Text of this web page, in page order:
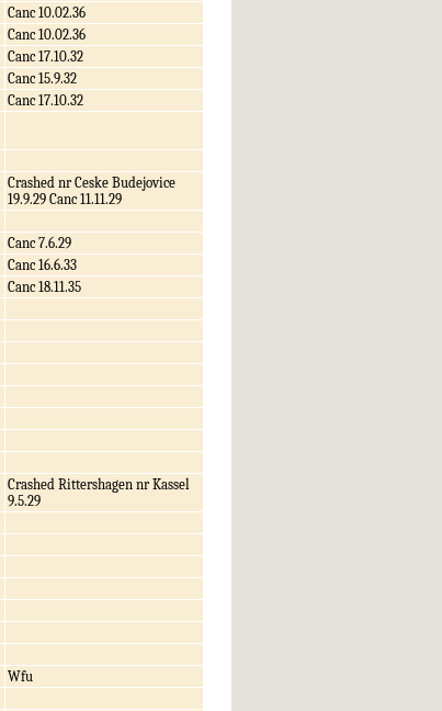
Canc 10.02.36
Canc 10.02.36
Canc 17.10.32
Canc 15.9.32
Canc 17.10.32
Crashed nr Ceske Budejovice
19.9.29 Canc 11.11.29
Canc 7.6.29
Canc 16.6.33
Canc 18.11.35
Crashed Rittershagen nr Kassel
9.5.29
Wfu